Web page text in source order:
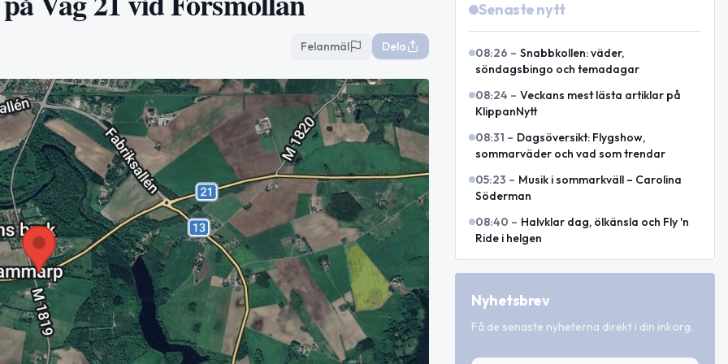
Felanmäl Dela
Senaste nytt
08:26 – Snabbkollen: väder,
söndagsbingo och temadagar
08:24 – Veckans mest lästa artiklar på
KlippanNytt
08:31 – Dagsöversikt: Flygshow,
sommarväder och vad som trendar
05:23 – Musik i sommarkväll – Carolina
Söderman
08:40 – Halvklar dag, ölkänsla och Fly 'n
Ride i helgen
Nyhetsbrev
Få de senaste nyheterna direkt i din inkorg.